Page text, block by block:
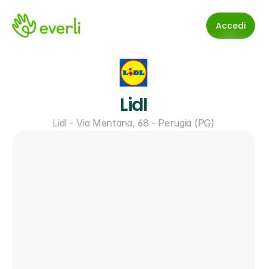
Accedi
Lidl
Lidl - Via Mentana, 68 - Perugia (PG)